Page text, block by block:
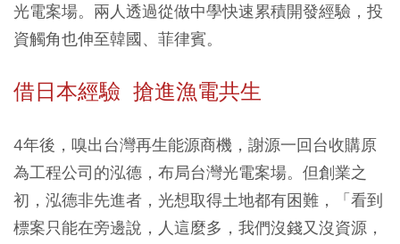
光電案場。兩人透過從做中學快速累積開發經驗，投
資觸角也伸至韓國、菲律賓。
借日本經驗 搶進漁電共生
4年後，嗅出台灣再生能源商機，謝源一回台收購原
為工程公司的泓德，布局台灣光電案場。但創業之
初，泓德非先進者，光想取得土地都有困難，「看到
標案只能在旁邊說，人這麼多，我們沒錢又沒資源，